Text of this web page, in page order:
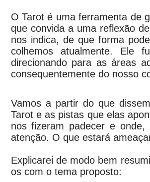
O Tarot é uma ferramenta de
que convida a uma reflexão
nos indica, de que forma
colhemos atualmente. Ele
direcionando para as áreas
consequentemente do nosso
Vamos a partir do que
Tarot e as pistas que elas
nos fizeram padecer e
atenção. O que estará
Explicarei de modo bem
os com o tema proposto: